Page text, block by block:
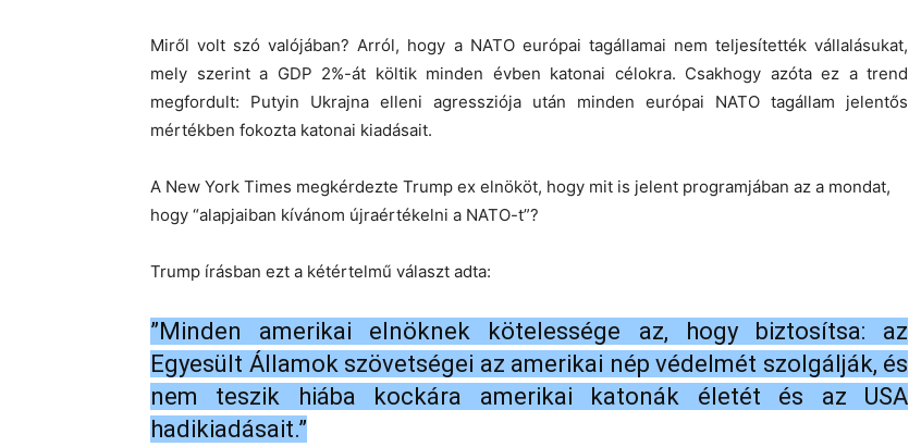
Miről volt szó valójában? Arról, hogy a NATO európai tagállamai nem teljesítették vállalásukat,
mely szerint a GDP 2%-át költik minden évben katonai célokra. Csakhogy azóta ez a trend
megfordult: Putyin Ukrajna elleni agressziója után minden európai NATO tagállam jelentős
mértékben fokozta katonai kiadásait.
A New York Times megkérdezte Trump ex elnököt, hogy mit is jelent programjában az a mondat,
hogy “alapjaiban kívánom újraértékelni a NATO-t”?
Trump írásban ezt a kétértelmű választ adta:
”Minden amerikai elnöknek kötelessége az, hogy biztosítsa: az
Egyesült Államok szövetségei az amerikai nép védelmét szolgálják, és
nem teszik hiába kockára amerikai katonák életét és az USA
hadikiadásait.”